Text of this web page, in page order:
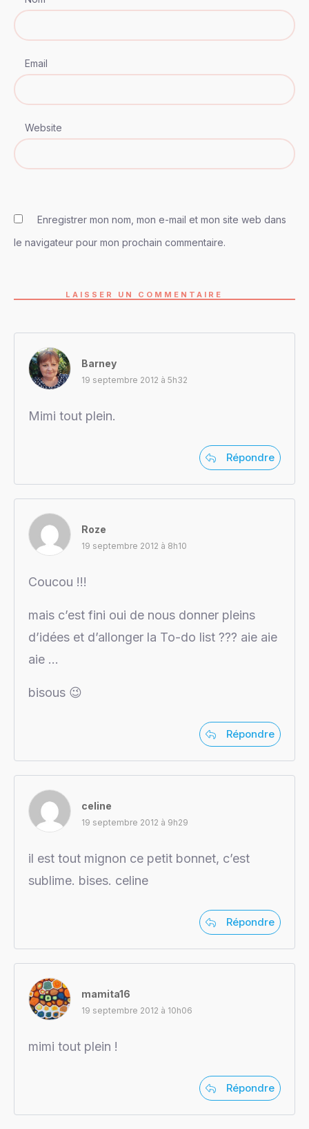
Email
Website
Enregistrer mon nom, mon e-mail et mon site web dans
le navigateur pour mon prochain commentaire.
LAISSER UN COMMENTAIRE
Barney
19 septembre 2012 à 5h32
Mimi tout plein.
Répondre
Roze
19 septembre 2012 à 8h10
Coucou !!!
mais c’est fini oui de nous donner pleins
d’idées et d’allonger la To-do list ??? aie aie
aie …
bisous 😉
Répondre
celine
19 septembre 2012 à 9h29
il est tout mignon ce petit bonnet, c’est
sublime. bises. celine
Répondre
mamita16
19 septembre 2012 à 10h06
mimi tout plein !
Répondre